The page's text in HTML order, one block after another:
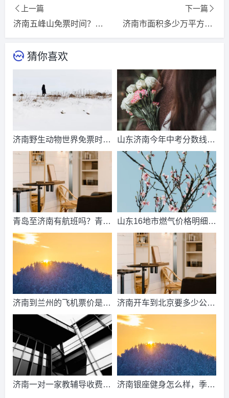
上一篇
济南五峰山免票时间？陆良五峰山森林公园要门票嘛？
下一篇
济南市面积多少万平方公里？
猜你喜欢
济南野生动物世界免票时
间？济南动物王国票价？
山东济南今年中考分数线出
来了吗？济南中考总分多
青岛至济南有航班吗？青岛
到济南的高铁票多钱？
山东16地市燃气价格明细？
2021山东天然气费收费标
济南到兰州的飞机票价是多
少？济南到兰州飞机要多
久？
济南开车到北京要多少公
里、时间、过路费、油钱？
济南一对一家教辅导收费情
济南银座健身怎么样，季